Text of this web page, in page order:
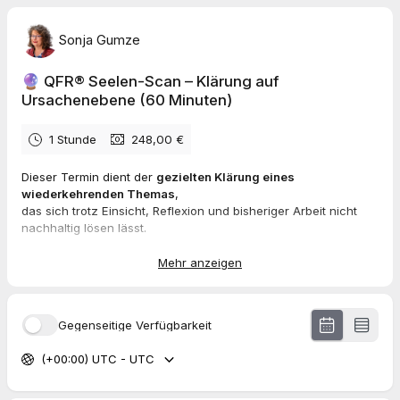
Sonja Gumze
🔮 QFR® Seelen-Scan – Klärung auf
Ursachenebene (60 Minuten)
1 Stunde 248,00 €
Dieser Termin dient der gezielten Klärung eines
wiederkehrenden Themas,
das sich trotz Einsicht, Reflexion und bisheriger Arbeit nicht
nachhaltig lösen lässt.
Der QFR® Seelen-Scan istkeine Beratung
Im Mittelpunkt steht dieinnere Struktur
und aus der sich das aktuelle Muster speist.
Mehr anzeigen
Gegenseitige Verfügbarkeit
(+00:00) UTC - UTC